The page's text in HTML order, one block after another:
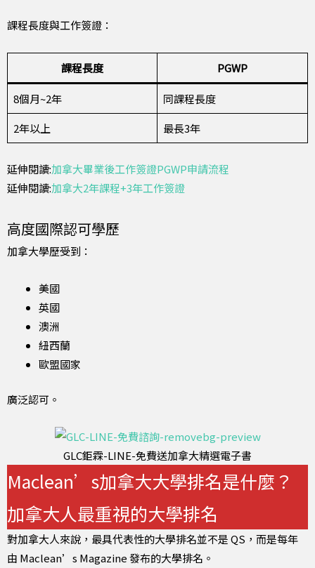
課程長度與工作簽證：
課程長度 PGWP
8個月~2年
同課程長度
2年以上
最長3年
延伸閱讀:加拿大畢業後工作簽證PGWP申請流程
延伸閱讀:加拿大2年課程+3年工作簽證
高度國際認可學歷
加拿大學歷受到：
美國
英國
澳洲
紐西蘭
歐盟國家
廣泛認可。
GLC鉅霖-LINE-免費送加拿大精選電子書
Maclean’s加拿大大學排名是什麼？
加拿大人最重視的大學排名
對加拿大人來說，最具代表性的大學排名並不是 QS，而是每年
由 Maclean’s Magazine 發布的大學排名。